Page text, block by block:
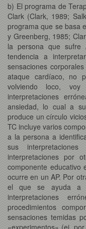
b) El programa de
Clark (Clark, 1989;
programa que se basa
y Greenberg, 1985;
la persona que sufre
tendencia a
sensaciones
ataque cardíaco, no
volviendo loco,
interpretaciones
ansiedad, lo cual a
produce un círculo
TC incluye varios
a la persona a
sus
interpretaciones por
componente
ocurre en un AP. Por
el que se ayuda a
interpretaciones
procedimientos
sensaciones temidas
«experimentos» (ej.